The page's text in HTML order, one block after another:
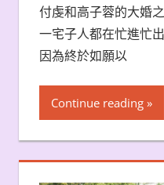
付虔和高子蓉的大婚
一宅子人都在忙進忙
因為終於如願以
Continue reading